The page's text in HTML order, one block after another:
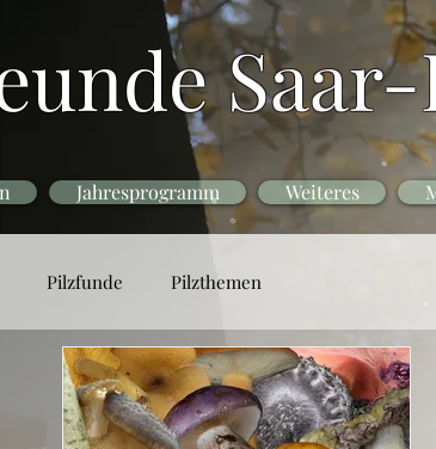
Saar-
Jahresprogramm Weiteres
Pilzfunde Pilzthemen